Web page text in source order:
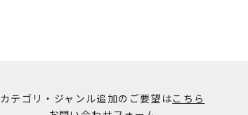
カテゴリ・ジャンル追加のご要望はこちら